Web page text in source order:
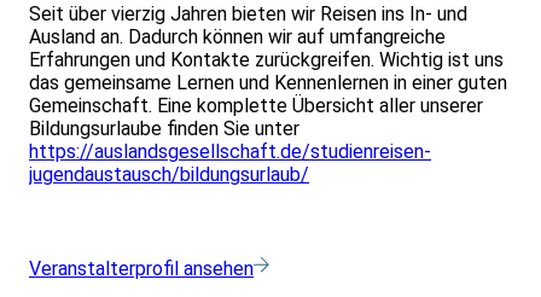
Seit über vierzig Jahren bieten wir Reisen ins In- und
Ausland an. Dadurch können wir auf umfangreiche
Erfahrungen und Kontakte zurückgreifen. Wichtig ist uns
das gemeinsame Lernen und Kennenlernen in einer guten
Gemeinschaft. Eine komplette Übersicht aller unserer
Bildungsurlaube finden Sie unter
https://auslandsgesellschaft.de/studienreisen-
jugendaustausch/bildungsurlaub/
Veranstalterprofil ansehen